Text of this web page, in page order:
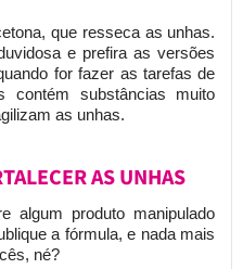
que resseca as unhas.
e prefira as versões
for fazer as tarefas de
contém substâncias muito
as unhas.
AS UNHAS
algum produto manipulado
a fórmula, e nada mais
né?